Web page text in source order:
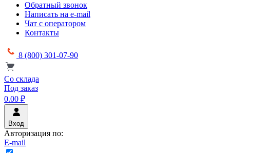
Обратный звонок
Написать на e-mail
Чат с оператором
Контакты
8 (800) 301-07-90
Со склада
Под заказ
0.00 ₽
Вход
Авторизация по:
E-mail